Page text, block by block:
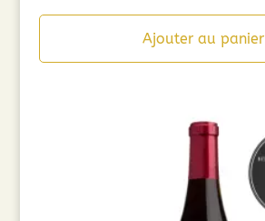
Ajouter au panier